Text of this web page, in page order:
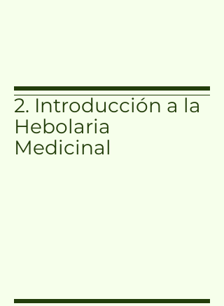
2. Introducción a la
Hebolaria
Medicinal